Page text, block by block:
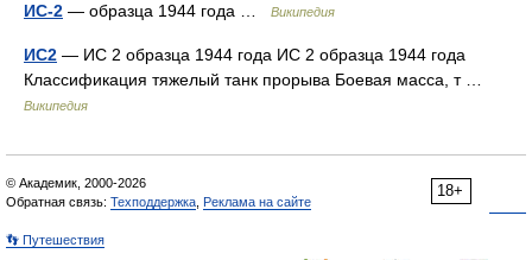
ИС-2 — образца 1944 года … Википедия
ИС2 — ИС 2 образца 1944 года ИС 2 образца 1944 года
Классификация тяжелый танк прорыва Боевая масса, т …
Википедия
18+
© Академик, 2000-2026
Обратная связь: Техподдержка Реклама на сайте
👣 Путешествия